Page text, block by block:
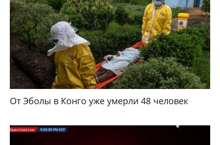
От Эболы в Конго уже умерли 48 человек